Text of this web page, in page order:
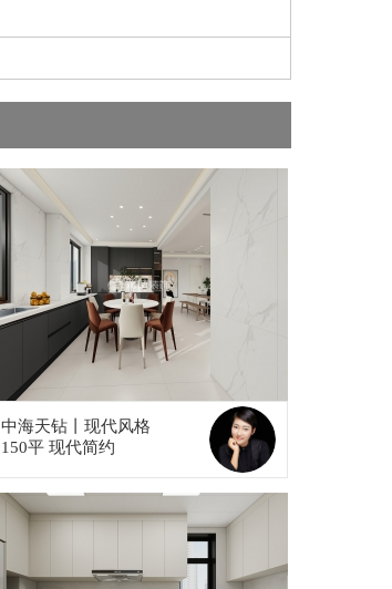
中海天钻丨现代风格
150平 现代简约